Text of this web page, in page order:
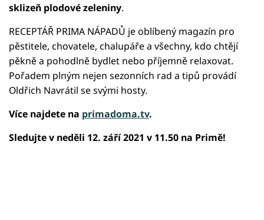
sklizeň plodové zeleniny.
RECEPTÁŘ PRIMA NÁPADŮ je oblíbený magazín pro
pěstitele, chovatele, chalupáře a všechny, kdo chtějí
pěkně a pohodlně bydlet nebo příjemně relaxovat.
Pořadem plným nejen sezonních rad a tipů provádí
Oldřich Navrátil se svými hosty.
Více najdete na primadoma.tv.
Sledujte v neděli 12. září 2021 v 11.50 na Primě!